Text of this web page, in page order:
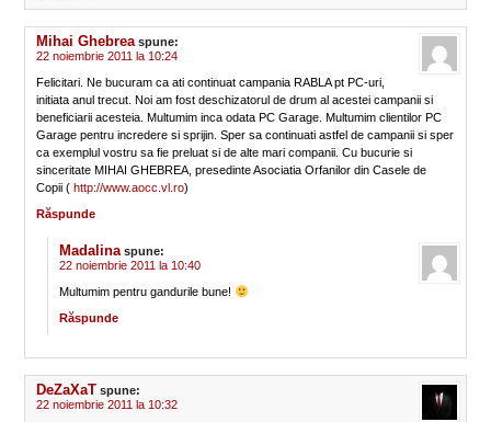
Mihai Ghebrea spune:
22 noiembrie 2011 la 10:24
Felicitari. Ne bucuram ca ati continuat campania RABLA pt PC-uri,
initiata anul trecut. Noi am fost deschizatorul de drum al acestei campanii si
beneficiarii acesteia. Multumim inca odata PC Garage. Multumim clientilor PC
Garage pentru incredere si sprijin. Sper sa continuati astfel de campanii si sper
ca exemplul vostru sa fie preluat si de alte mari companii. Cu bucurie si
sinceritate MIHAI GHEBREA, presedinte Asociatia Orfanilor din Casele de
Copii (http://www.aocc.vl.ro)
Răspunde
Madalina spune:
22 noiembrie 2011 la 10:40
Multumim pentru gandurile bune!
Răspunde
DeZaXaT spune:
22 noiembrie 2011 la 10:32